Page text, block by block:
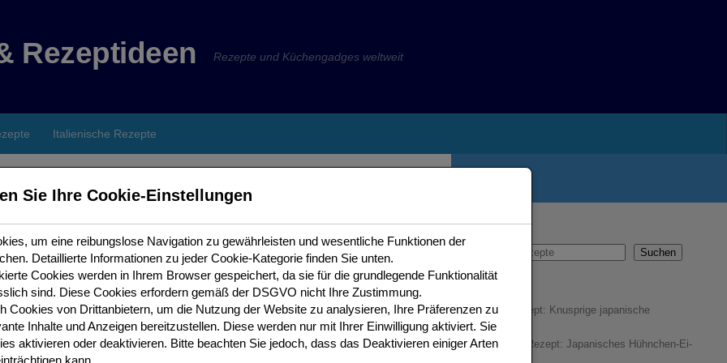
Rezeptideen Rezepte und Küchengadges weltweit
Italienische Rezepte
ist die Bereitstellung Ihrer personenbezogenen Daten weder
erforderlich. Sie sind zur Bereitstellung der Daten nicht
nur soweit bei den nachfolgenden Verarbeitungsvorgängen keine
Suchen
Gyoza Rezept: Knusprige japanische
Teigtaschen
Oyakodon Rezept: Japanisches Hühnchen-Ei-
Sie Ihre Cookie-Einstellungen
um eine reibungslose Navigation zu gewährleisten und wesentliche Funktionen der
Detaillierte Informationen zu jeder Cookie-Kategorie finden Sie unten.
Cookies werden in Ihrem Browser gespeichert, da sie für die grundlegende Funktionalität
sind. Diese Cookies erfordern gemäß der DSGVO nicht Ihre Zustimmung.
Cookies von Drittanbietern, um die Nutzung der Website zu analysieren, Ihre Präferenzen zu
Inhalte und Anzeigen bereitzustellen. Diese werden nur mit Ihrer Einwilligung aktiviert. Sie
aktivieren oder deaktivieren. Bitte beachten Sie jedoch, dass das Deaktivieren einiger Arten